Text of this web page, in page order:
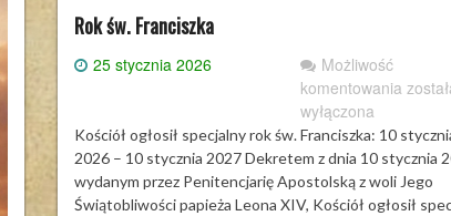
przez
morza
Rok św. Franciszka
25 stycznia 2026
Możliwość
komentowania Rok
wyłączona
Kościół ogłosił specjalny rok św. Franciszka: 10
2026 – 10 stycznia 2027 Dekretem z dnia 10 stycznia
wydanym przez Penitencjarię Apostolską z woli Jego
Świątobliwości papieża Leona XIV, Kościół ogłosił